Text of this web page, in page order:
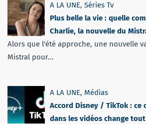
A LA UNE, Séries Tv
Plus belle la vie : quelle
Charlie, la nouvelle du
Alors que l'été approche, une nouvelle
Mistral pour...
A LA UNE, Médias
Accord Disney / TikTok : ce
dans les vidéos change tout